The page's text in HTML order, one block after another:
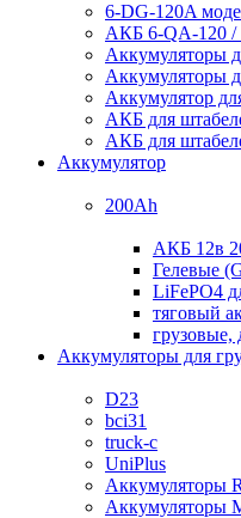
6-DG-120A
АКБ 6-QA-120 /
Аккумуляторы
Аккумуляторы
Аккумулятор
АКБ для
АКБ для
Аккумулятор
200Ah
АКБ 12в
Гелевые
LiFePO4
тяговый
грузовые,
Аккумуляторы для
D23
bci31
truck-c
UniPlus
Аккумуляторы
Аккумуляторы